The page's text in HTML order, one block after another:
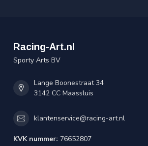
Racing-Art.nl
Sporty Arts BV
Lange Boonestraat 34
3142 CC Maassluis
klantenservice@racing-art.nl
KVK nummer: 76652807